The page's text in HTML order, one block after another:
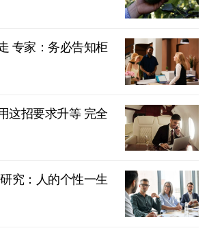
专家：务必告知柜
这招要求升等 完全
究：人的个性一生